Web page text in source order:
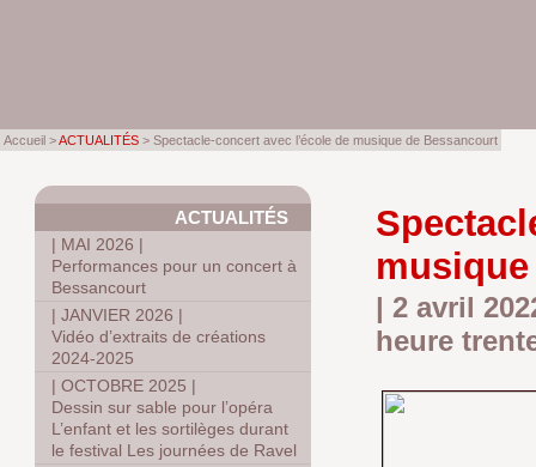
| 2 avril
heure
ACTUALITÉS
| MAI 2026 |
Performances pour un concert à
Bessancourt
|JANVIER 2026 |
Vidéo d’extraits de créations
2024-2025
|OCTOBRE 2025 |
Dessin sur sable pour l’opéra
L’enfant et les sortilèges durant
le festival Les journées de Ravel
Accueil >ACTUALITÉS > Spectacle-concert avec l’école de musique de Bessancourt